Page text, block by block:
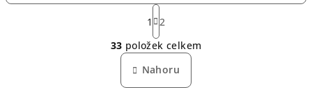
O
v
l
á
S
t
r
á
n
k
o
1
2
33 položek celkem
Nahoru